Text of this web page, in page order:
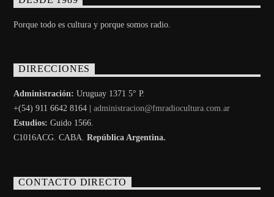
Porque todo es cultura y porque somos radio.
DIRECCIONES
Administración: Uruguay 1371 5° P.
+(54) 911 6642 8164 |administracion@fmradiocultura.com.ar
Estudios: Guido 1566.
C1016ACG. CABA.República Argentina.
CONTACTO DIRECTO